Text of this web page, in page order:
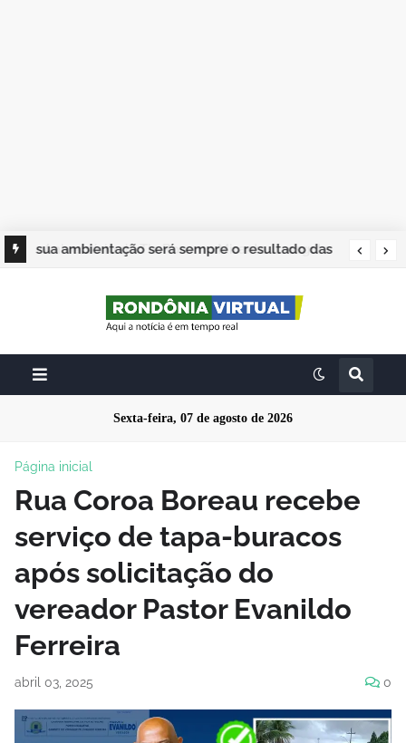
sua ambientação será sempre o resultado das
Sexta-feira, 07 de agosto de 2026
Página inicial
Rua Coroa Boreau recebe
serviço de tapa-buracos
após solicitação do
vereador Pastor Evanildo
Ferreira
abril 03, 2025 0